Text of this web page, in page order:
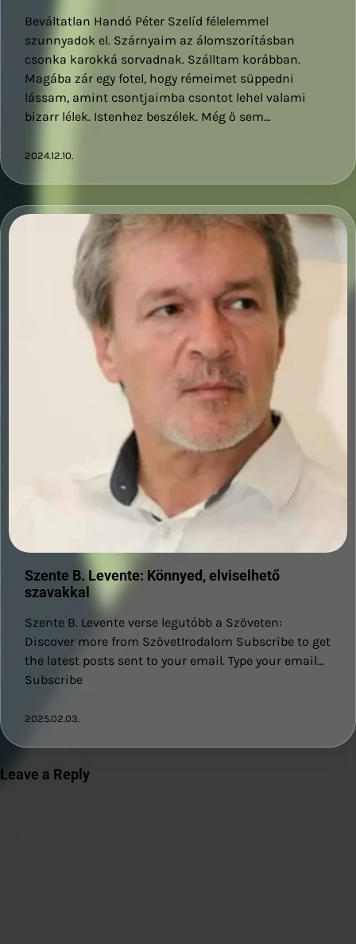
Beváltatlan Handó Péter Szelíd félelemmel
szunnyadok el. Szárnyaim az álomszorításban
csonka karokká sorvadnak. Szálltam korábban.
Magába zár egy fotel, hogy rémeimet süppedni
lássam, amint csontjaimba csontot lehel valami
bizarr lélek. Istenhez beszélek. Még ő sem…
2024.12.10.
Szente B. Levente: Könnyed, elviselhető
szavakkal
Szente B. Levente verse legutóbb a Szöveten:
Discover more from SzövetIrodalom Subscribe to get
the latest posts sent to your email. Type your email…
Subscribe
2025.02.03.
Leave a Reply